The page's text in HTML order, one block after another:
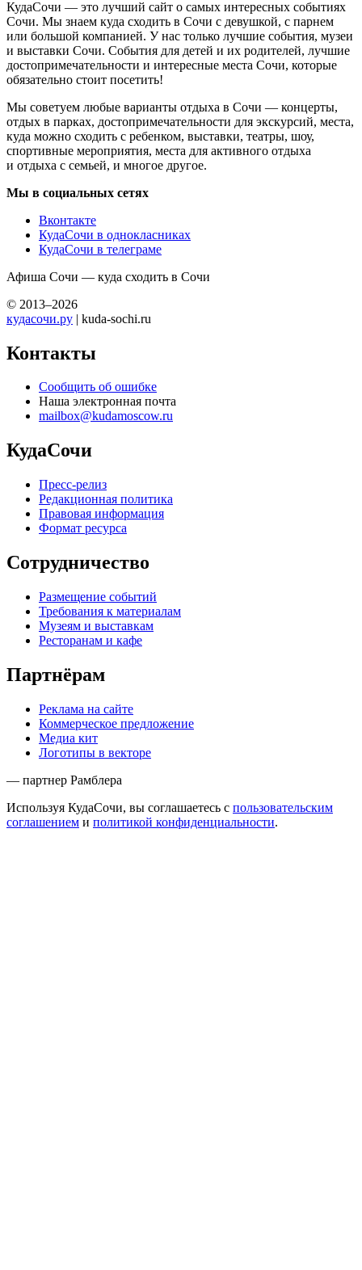
КудаСочи — это лучший сайт о самых интересных событиях
Сочи. Мы знаем куда сходить в Сочи с девушкой, с парнем
или большой компанией. У нас только лучшие события, музеи
и выставки Сочи. События для детей и их родителей, лучшие
достопримечательности и интересные места Сочи, которые
обязательно стоит посетить!
Мы советуем любые варианты отдыха в Сочи — концерты,
отдых в парках, достопримечательности для экскурсий, места,
куда можно сходить с ребенком, выставки, театры, шоу,
спортивные мероприятия, места для активного отдыха
и отдыха с семьей, и многое другое.
Мы в социальных сетях
Вконтакте
КудаСочи в однокласниках
КудаСочи в телеграме
Афиша Сочи — куда сходить в Сочи
© 2013–2026
кудасочи.ру | kuda-sochi.ru
Контакты
Сообщить об ошибке
Наша электронная почта
mailbox@kudamoscow.ru
КудаСочи
Пресс-релиз
Редакционная политика
Правовая информация
Формат ресурса
Сотрудничество
Размещение событий
Требования к материалам
Музеям и выставкам
Ресторанам и кафе
Партнёрам
Реклама на сайте
Коммерческое предложение
Медиа кит
Логотипы в векторе
— партнер Рамблера
Используя КудаСочи, вы соглашаетесь с пользовательским
соглашением и политикой конфиденциальности.